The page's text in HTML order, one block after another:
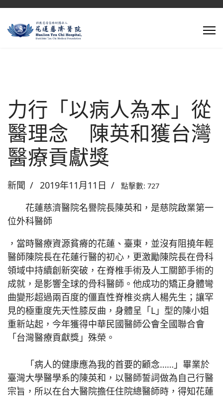
力行「以病人為本」從
醫理念 陳英和獲台灣
醫療貢獻獎
新聞 2019年11月11日 點擊數: 727
花蓮慈濟醫院名譽院長陳英和，是慈院啟業第一
位外科醫師
，當時醫療資源貧瘠的花蓮、臺東 ，並沒有阻撓年輕
醫師陳院長在花蓮行醫的初心，更激勵陳院長在骨科
領域中持續創新突破，在脊椎手術及人工關節手術的
成就，是影響全球的骨科醫師。他成功的矯正身體彎
曲變形超過兩百度的僵直性脊椎炎病人楊先生；讓罕
見的極重度先天性膝反曲，身體呈「L」型的陳小姐
重新站起，今年獲得中華民國醫師公會全國聯合會
「台灣醫療貢獻獎」殊榮。
「病人的健康應為我的首要的顧念……」畢業於
臺灣大學醫學系的陳英和，以醫師誓詞做為自己行醫
宗旨，所以在台大醫院擔任住院總醫師時，得知花蓮